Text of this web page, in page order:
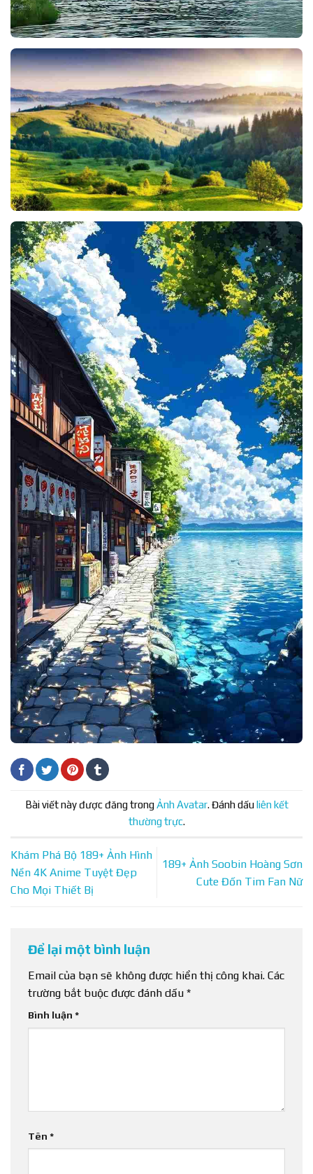
Bài viết này được đăng trongẢnh Avatar. Đánh dấuliên kết
thường trực.
Khám Phá Bộ 189+ Ảnh Hình
Nền 4K Anime Tuyệt Đẹp
Cho Mọi Thiết Bị
189+ Ảnh Soobin Hoàng Sơn
Cute Đốn Tim Fan Nữ
Để lại một bình luận
Email của bạn sẽ không được hiển thị công khai. Các
trường bắt buộc được đánh dấu *
Bình luận *
Tên *